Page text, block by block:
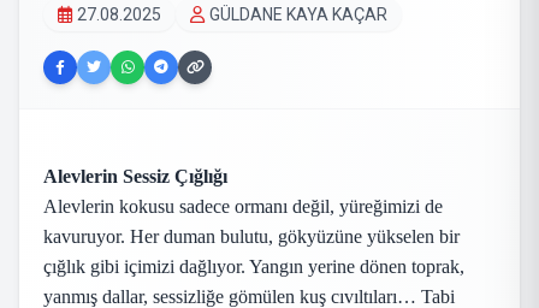
27.08.2025 GÜLDANE KAYA KAÇAR
Alevlerin Sessiz Çığlığı
Alevlerin kokusu sadece ormanı değil, yüreğimizi de
kavuruyor. Her duman bulutu, gökyüzüne yükselen bir
çığlık gibi içimizi dağlıyor. Yangın yerine dönen toprak,
yanmış dallar, sessizliğe gömülen kuş cıvıltıları… Tabi